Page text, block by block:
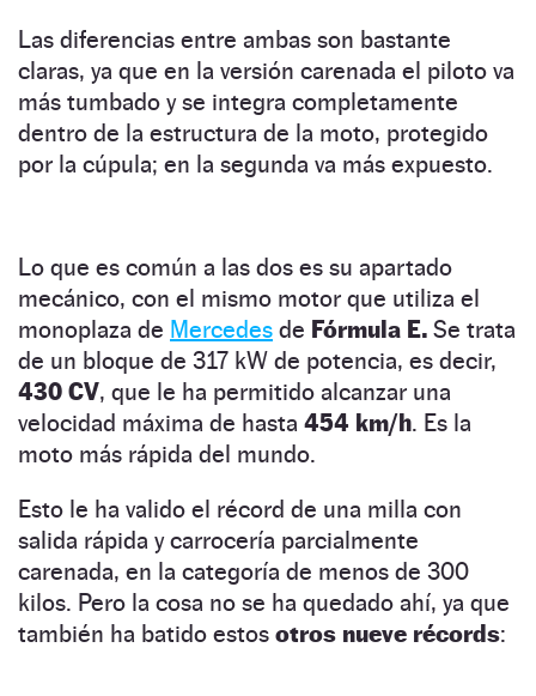
Las diferencias entre ambas son bastante
claras, ya que en la versión carenada el piloto va
más tumbado y se integra completamente
dentro de la estructura de la moto, protegido
por la cúpula; en la segunda va más expuesto.
Lo que es común a las dos es su apartado
mecánico, con el mismo motor que utiliza el
monoplaza de Mercedes de Fórmula E. Se trata
de un bloque de 317 kW de potencia, es decir,
430 CV, que le ha permitido alcanzar una
velocidad máxima de hasta 454 km/h. Es la
moto más rápida del mundo.
Esto le ha valido el récord de una milla con
salida rápida y carrocería parcialmente
carenada, en la categoría de menos de 300
kilos. Pero la cosa no se ha quedado ahí, ya que
también ha batido estos otros nueve récords: